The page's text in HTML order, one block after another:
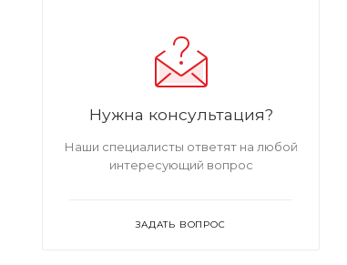
Нужна консультация?
Наши специалисты ответят на любой
интересующий вопрос
ЗАДАТЬ ВОПРОС